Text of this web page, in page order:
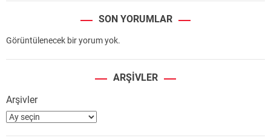
SON YORUMLAR
Görüntülenecek bir yorum yok.
ARŞIVLER
Arşivler